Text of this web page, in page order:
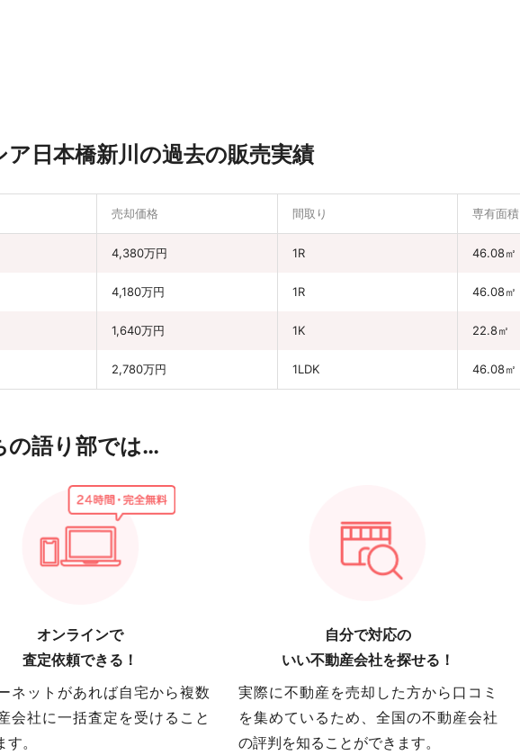
ア日本橋新川の過去の販売実績
売却価格 間取り 専有面積
4,380万円 1R 46.08㎡
4,180万円 1R 46.08㎡
1,640万円 1K 22.8㎡
2,780万円 1LDK 46.08㎡
の語り部では…
オンラインで
査定依頼できる！
ネットがあれば自宅から複数
会社に一括査定を受けること
。
自分で対応の
いい不動産会社を探せる！
実際に不動産を売却した方から口コミ
を集めているため、全国の不動産会社
の評判を知ることができます。